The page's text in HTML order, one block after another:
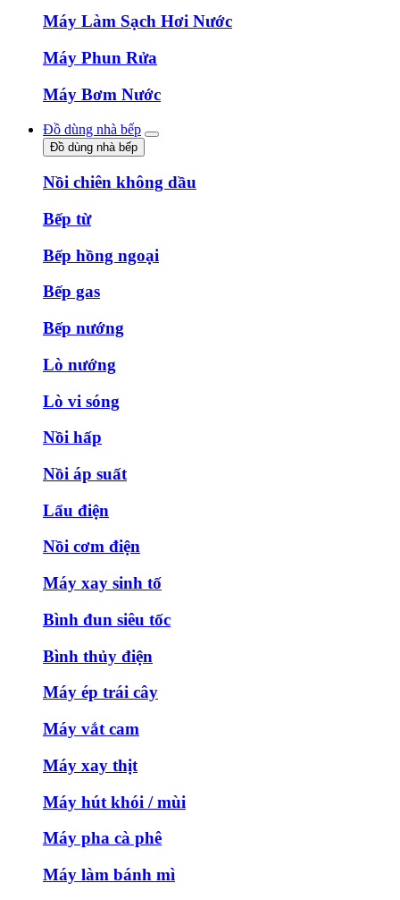
Máy Làm Sạch Hơi Nước
Máy Phun Rửa
Máy Bơm Nước
Đồ dùng nhà bếp
Đồ dùng nhà bếp
Nồi chiên không dầu
Bếp từ
Bếp hồng ngoại
Bếp gas
Bếp nướng
Lò nướng
Lò vi sóng
Nồi hấp
Nồi áp suất
Lẩu điện
Nồi cơm điện
Máy xay sinh tố
Bình đun siêu tốc
Bình thủy điện
Máy ép trái cây
Máy vắt cam
Máy xay thịt
Máy hút khói / mùi
Máy pha cà phê
Máy làm bánh mì